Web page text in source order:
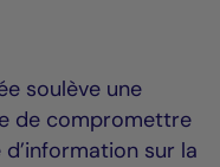
soulève une
de compromettre
sur la